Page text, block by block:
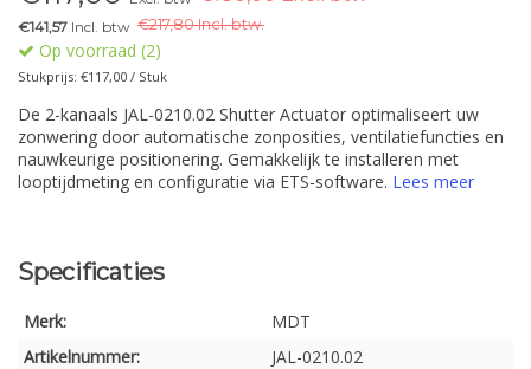
€141,57 Incl. btw €217,80 Incl. btw.
Op voorraad (2)
Stukprijs: €117,00 / Stuk
De 2-kanaals JAL-0210.02 Shutter Actuator optimaliseert uw
zonwering door automatische zonposities, ventilatiefuncties en
nauwkeurige positionering. Gemakkelijk te installeren met
looptijdmeting en configuratie via ETS-software. Lees meer
Specificaties
Merk:
MDT
Artikelnummer:
JAL-0210.02